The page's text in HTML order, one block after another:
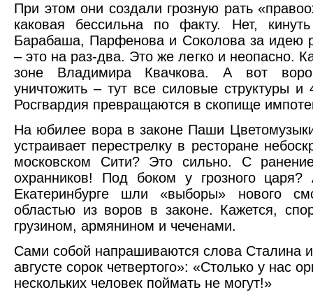
При этом они создали грозную рать
каковая бессильна по факту. Нет,
Барабаша, Парфенова и Соколова за идею
– это на раз-два. Это же легко и неопасно.
зоне Владимира Квачкова. А вот
уничтожить – тут все силовые структуры и
Росгвардия превращаются в скопище
На юбилее вора в законе Паши
устраивает перестрелку в ресторане
московском Сити? Это сильно. С
охранников! Под боком у грозного
Екатеринбурге шли «выборы» нового
областью из воров в законе. Кажется,
грузином, армянином и чеченами.
Сами собой напрашиваются слова Сталина
августе сорок четвертого»: «Столько у нас
нескольких человек поймать не могут!»